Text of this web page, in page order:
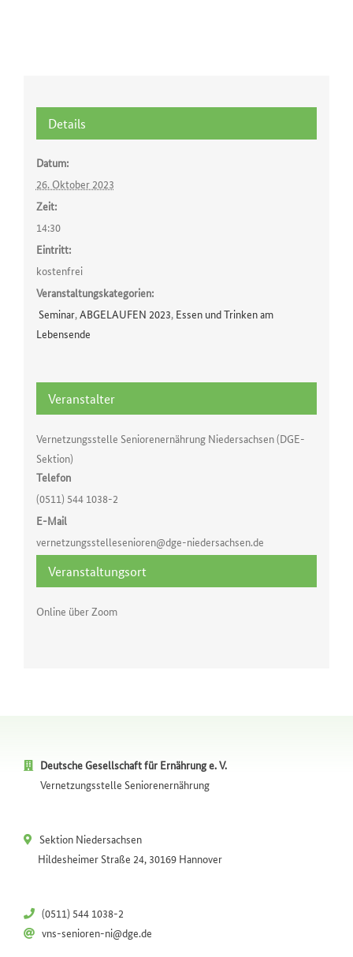
Details
Datum:
26. Oktober 2023
Zeit:
14:30
Eintritt:
kostenfrei
Veranstaltungskategorien:
Seminar,ABGELAUFEN 2023, Essen und Trinken am
Lebensende
Veranstaltungsort
Online über Zoom
Veranstalter
Vernetzungsstelle Seniorenernährung Niedersachsen (DGE-
Sektion)
Telefon
(0511) 544 1038-2
E-Mail
vernetzungsstellesenioren@dge-niedersachsen.de
Deutsche Gesellschaft für Ernährung e. V.
Vernetzungsstelle Seniorenernährung
Sektion Niedersachsen
Hildesheimer Straße 24, 30169 Hannover
(0511) 544 1038-2
vns-senioren-ni@dge.de